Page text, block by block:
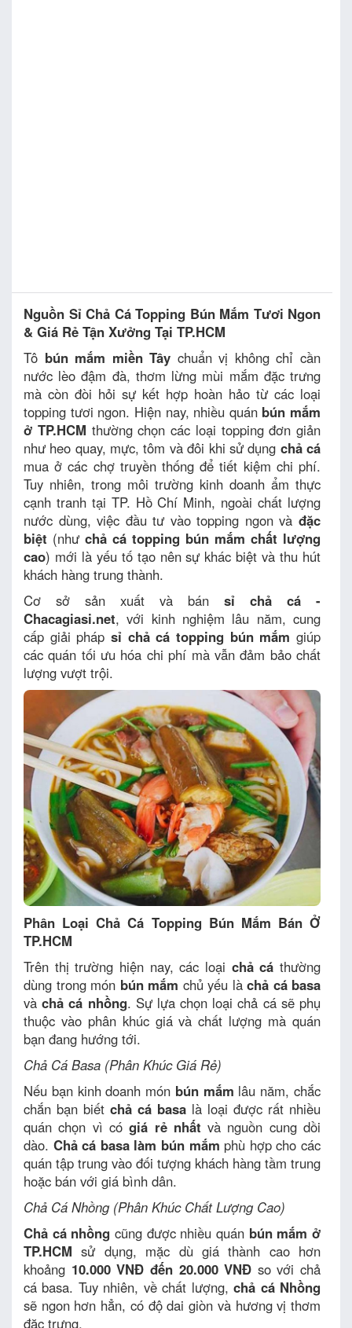
Nguồn Sỉ Chả Cá Topping Bún Mắm Tươi Ngon
& Giá Rẻ Tận Xưởng Tại TP.HCM
Tô bún mắm miền Tây chuẩn vị không chỉ cần
nước lèo đậm đà, thơm lừng mùi mắm đặc trưng
mà còn đòi hỏi sự kết hợp hoàn hảo từ các loại
topping tươi ngon. Hiện nay, nhiều quán bún mắm
ở TP.HCM thường chọn các loại topping đơn giản
như heo quay, mực, tôm và đôi khi sử dụng chả cá
mua ở các chợ truyền thống để tiết kiệm chi phí.
Tuy nhiên, trong môi trường kinh doanh ẩm thực
cạnh tranh tại TP. Hồ Chí Minh, ngoài chất lượng
nước dùng, việc đầu tư vào topping ngon và đặc
biệt (như chả cá topping bún mắm chất lượng
cao) mới là yếu tố tạo nên sự khác biệt và thu hút
khách hàng trung thành.
Cơ sở sản xuất và bán sỉ chả cá -
Chacagiasi.net, với kinh nghiệm lâu năm, cung
cấp giải pháp sỉ chả cá topping bún mắm giúp
các quán tối ưu hóa chi phí mà vẫn đảm bảo chất
lượng vượt trội.
Phân Loại Chả Cá Topping Bún Mắm Bán Ở
TP.HCM
Trên thị trường hiện nay, các loại chả cá thường
dùng trong món bún mắm chủ yếu là chả cá basa
vàchả cá nhồng. Sự lựa chọn loại chả cá sẽ phụ
thuộc vào phân khúc giá và chất lượng mà quán
bạn đang hướng tới.
Chả Cá Basa (Phân Khúc Giá Rẻ)
Nếu bạn kinh doanh món bún mắm lâu năm, chắc
chắn bạn biết chả cá basa là loại được rất nhiều
quán chọn vì cógiá rẻ nhất và nguồn cung dồi
dào. Chả cá basa làm bún mắm phù hợp cho các
quán tập trung vào đối tượng khách hàng tầm trung
hoặc bán với giá bình dân.
Chả Cá Nhồng (Phân Khúc Chất Lượng Cao)
Chả cá nhồng cũng được nhiều quán bún mắm ở
TP.HCM sử dụng, mặc dù giá thành cao hơn
khoảng 10.000 VNĐ đến 20.000 VNĐ so với chả
cá basa. Tuy nhiên, về chất lượng,chả cá Nhồng
sẽ ngon hơn hẳn, có độ dai giòn và hương vị thơm
đặc trưng.